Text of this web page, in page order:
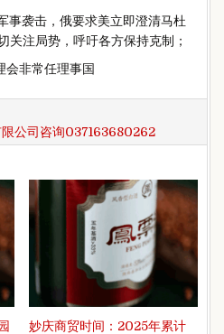
事袭击，俄要求美立即澄清马杜
关注局势，呼吁各方保持克制；
会非常任理事国
公司咨询037163680262
妙庆商贸时间：2025年累计